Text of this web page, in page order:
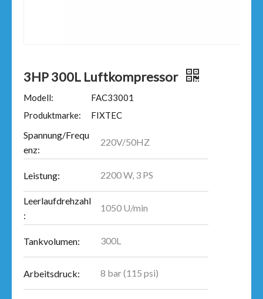
3HP 300L Luftkompressor
Modell:
FAC33001
Produktmarke:
FIXTEC
Spannung/Frequ
enz:
220V/50HZ
Leistung: 2200 W, 3 PS
Leerlaufdrehzahl
:
1050 U/min
Tankvolumen: 300L
Arbeitsdruck: 8 bar (115 psi)